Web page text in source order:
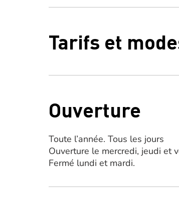
Tarifs et
Ouverture
Toute l’année. Tous les jours
Ouverture le mercredi, jeudi et
Fermé lundi et mardi.